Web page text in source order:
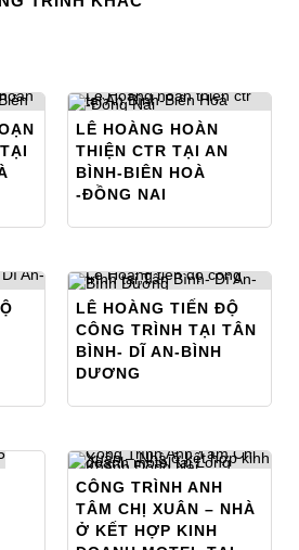
LÊ HOÀNG HOÀN
THIỆN CTR TẠI AN
BÌNH-BIÊN HOÀ
-ĐỒNG NAI
LÊ HOÀNG TIẾN ĐỘ
CÔNG TRÌNH TẠI TÂN
BÌNH- DĨ AN-BÌNH
DƯƠNG
CÔNG TRÌNH ANH
TÂM CHỊ XUÂN – NHÀ
Ở KẾT HỢP KINH